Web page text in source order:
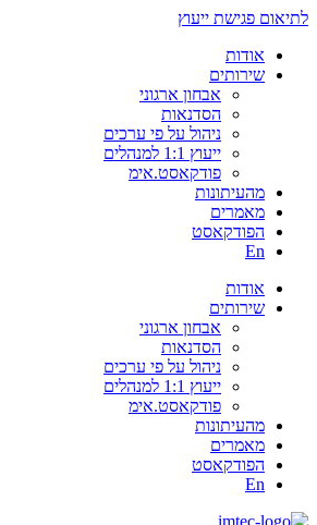
לתיאום פגישת ייעוץ
אודות
שירותים
אבחון ארגוני
הסדנאות
ניהול על פי ערכים
ייעוץ 1:1 למנהלים
פודקאסט.אימ
מהעיתונות
מאמרים
הפודקאסט
En
אודות
שירותים
אבחון ארגוני
הסדנאות
ניהול על פי ערכים
ייעוץ 1:1 למנהלים
פודקאסט.אימ
מהעיתונות
מאמרים
הפודקאסט
En